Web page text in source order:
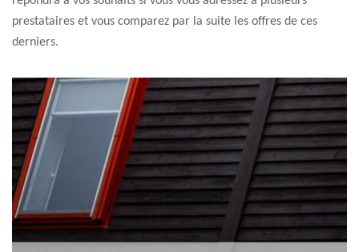
prestataires et vous comparez par la suite les offres de ces
derniers.